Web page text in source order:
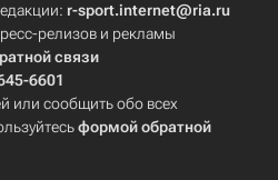
r-sport.internet@ria.ru
релизов и рекламы
связи
6601
или сообщить обо всех
формой обратной